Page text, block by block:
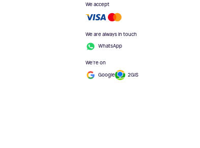
We accept
We are always in touch
WhatsApp
We're on
Google
2GIS